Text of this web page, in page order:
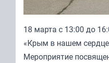
18 марта с 13:00 до
«Крым в нашем
Мероприятие